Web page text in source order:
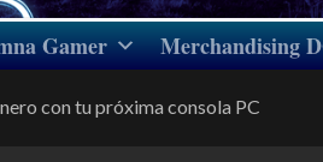
Gamer Merchandising
con tu próxima consola PC